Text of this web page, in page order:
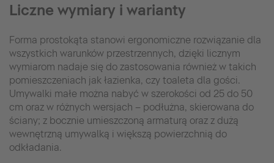
Liczne wymiary i warianty
Forma prostokąta stanowi ergonomiczne rozwiązanie dla
wszystkich warunków przestrzennych, dzięki licznym
wymiarom nadaje się do zastosowania również w takich
pomieszczeniach jak łazienka, czy toaleta dla gości.
Umywalki małe można nabyć w szerokości od 25 do 50
cm oraz w różnych wersjach – podłużna, skierowana do
ściany; z bocznie umieszczoną armaturą oraz z dużą
wewnętrzną umywalką i większą powierzchnią do
odkładania.